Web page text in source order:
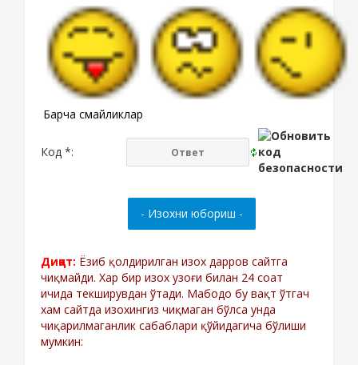
Барча смайликлар
Код *:
Диққат: Ёзиб қолдирилган изох дарров сайтга
чиқмайди. Хар бир изох узоғи билан 24 соат
ичида текширувдан ўтади. Мабодо бу вақт ўтгач
хам сайтда изохингиз чиқмаган бўлса унда
чиқарилмаганлик сабаблари қўйидагича бўлиши
мумкин: